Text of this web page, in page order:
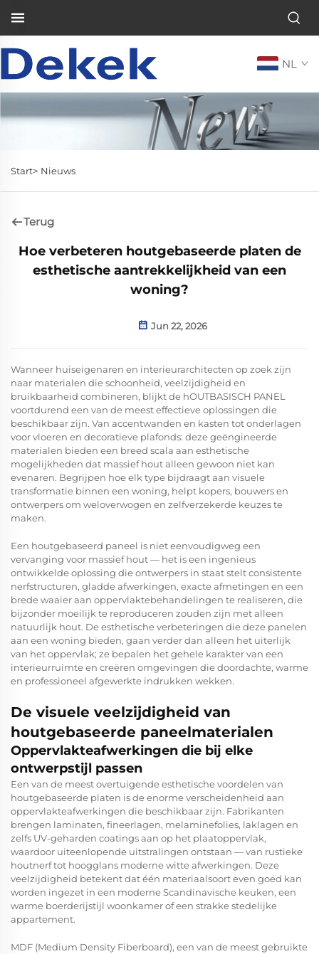
NL
Start> Nieuws
Terug
Hoe verbeteren houtgebaseerde platen de
esthetische aantrekkelijkheid van een
woning?
Jun 22, 2026
Wanneer huiseigenaren en interieurarchitecten op zoek zijn
naar materialen die schoonheid, veelzijdigheid en
bruikbaarheid combineren, blijkt de hOUTBASISCH PANEL
voortdurend een van de meest effectieve oplossingen die
beschikbaar zijn. Van accentwanden en kasten tot onderlagen
voor vloeren en decoratieve plafonds: deze geëngineerde
materialen bieden een breed scala aan esthetische
mogelijkheden dat massief hout alleen gewoon niet kan
evenaren. Begrijpen hoe elk type bijdraagt aan visuele
transformatie binnen een woning, helpt kopers, bouwers en
ontwerpers om weloverwogen en zelfverzekerde keuzes te
maken.
Een houtgebaseerd paneel is niet eenvoudigweg een
vervanging voor massief hout — het is een ingenieus
ontwikkelde oplossing die ontwerpers in staat stelt consistente
nerfstructuren, gladde afwerkingen, exacte afmetingen en een
brede waaier aan oppervlaktebehandelingen te realiseren, die
bijzonder moeilijk te reproduceren zouden zijn met alleen
natuurlijk hout. De esthetische verbeteringen die deze panelen
aan een woning bieden, gaan verder dan alleen het uiterlijk
van het oppervlak; ze bepalen het gehele karakter van een
interieurruimte en creëren omgevingen die doordachte, warme
en professioneel afgewerkte indrukken wekken.
De visuele veelzijdigheid van
houtgebaseerde paneelmaterialen
Oppervlakteafwerkingen die bij elke
ontwerpstijl passen
Een van de meest overtuigende esthetische voordelen van
houtgebaseerde platen is de enorme verscheidenheid aan
oppervlakteafwerkingen die beschikbaar zijn. Fabrikanten
brengen laminaten, fineerlagen, melaminefolies, laklagen en
zelfs UV-geharden coatings aan op het plaatoppervlak,
waardoor uiteenlopende uitstralingen ontstaan — van rustieke
houtnerf tot hoogglans moderne witte afwerkingen. Deze
veelzijdigheid betekent dat één materiaalsoort even goed kan
worden ingezet in een moderne Scandinavische keuken, een
warme boerderijstijl woonkamer of een strakke stedelijke
appartement.
MDF (Medium Density Fiberboard), een van de meest gebruikte